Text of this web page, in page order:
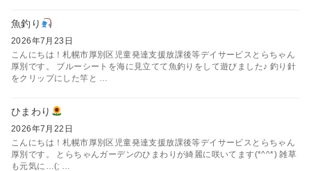
魚釣り
2026年7月23日
こんにちは！札幌市厚別区児童発達支援放課後等デイサービスとらちゃん
厚別です。 ブルーシートを海に見立てて魚釣りをして遊びました♪ 釣り針
をクリップにした竿と …
ひまわり
2026年7月22日
こんにちは！札幌市厚別区児童発達支援放課後等デイサービスとらちゃん
厚別です。 とらちゃんガーデンのひまわりが綺麗に咲いてます(*^^*) 雑草
も元気に…(; …